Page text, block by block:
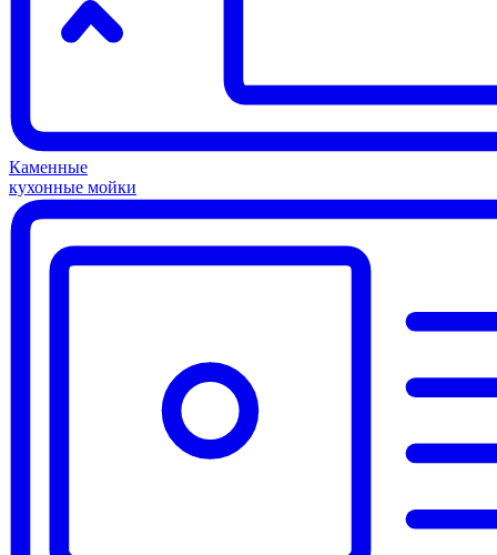
Каменные
кухонные мойки